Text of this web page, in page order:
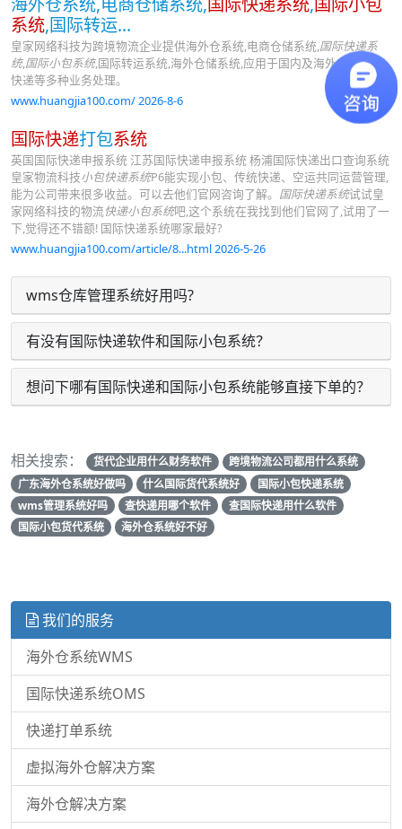
系统,国际转运...
皇家网络科技为跨境物流企业提供海外仓系统,电商仓储系统,国际快递系
统,国际小包系统,国际转运系统,海外仓储系统,应用于国内及海外仓储,国际
快递等多种业务处理。
www.huangjia100.com/ 2026-8-6
国际快递打包系统
英国国际快递申报系统 江苏国际快递申报系统 杨浦国际快递出口查询系统
皇家物流科技小包快递系统P6能实现小包、传统快递、空运共同运营管理,
能为公司带来很多收益。可以去他们官网咨询了解。 国际快递系统试试皇
家网络科技的物流快递小包系统吧,这个系统在我找到他们官网了,试用了一
下,觉得还不错额! 国际快递系统哪家最好?
www.huangjia100.com/article/8...html 2026-5-26
wms仓库管理系统好用吗?
有没有国际快递软件和国际小包系统？
想问下哪有国际快递和国际小包系统能够直接下单的？
相关搜索： 货代企业用什么财务软件
跨境物流公司都用什么系统
广东海外仓系统好做吗
什么国际货代系统好
国际小包快递系统
wms管理系统好吗
查快递用哪个软件
查国际快递用什么软件
国际小包货代系统
海外仓系统好不好
我们的服务
海外仓系统WMS
国际快递系统OMS
快递打单系统
虚拟海外仓解决方案
海外仓解决方案